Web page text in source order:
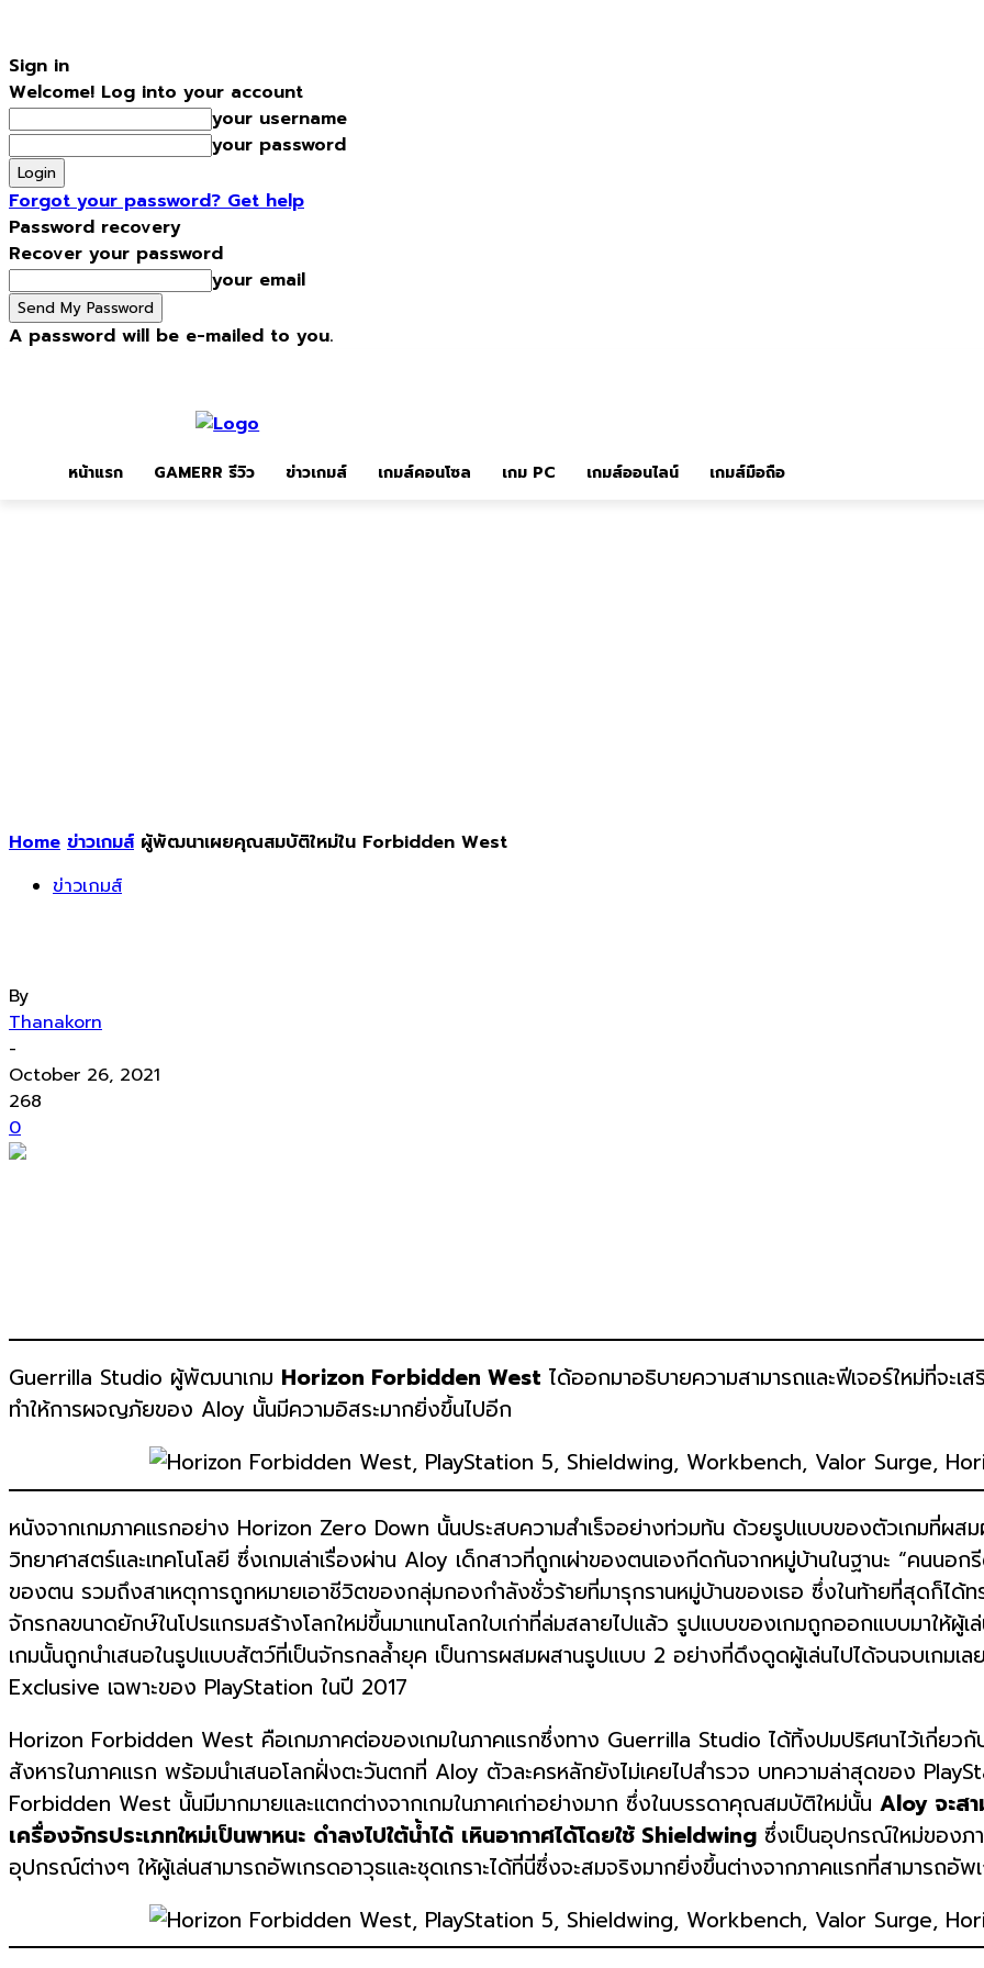
Sign in
Welcome! Log into your account
your username
your password
Forgot your password? Get help
Password recovery
Recover your password
your email
A password will be e-mailed to you.
หน้าแรก GAMERR รีวิว ข่าวเกมส์ เกมส์คอนโซล เกม PC เกมส์ออนไลน์ เกมส์มือถือ
Home ข่าวเกมส์ ผู้พัฒนาเผยคุณสมบัติใหม่ใน Forbidden West
ข่าวเกมส์
By
Thanakorn
-
October 26, 2021
268
0
Guerrilla Studio ผู้พัฒนาเกม Horizon Forbidden West ได้ออกมาอธิบายความสามารถและฟีเจอร์ใหม่ที่จะเ
ทำให้การผจญภัยของ Aloy นั้นมีความอิสระมากยิ่งขึ้นไปอีก
หนังจากเกมภาคแรกอย่าง Horizon Zero Down นั้นประสบความสำเร็จอย่างท่วมท้น ด้วยรูปแบบของตัวเกมที่ผส
วิทยาศาสตร์และเทคโนโลยี ซึ่งเกมเล่าเรื่องผ่าน Aloy เด็กสาวที่ถูกเผ่าของตนเองกีดกันจากหมู่บ้านในฐานะ “คน
ของตน รวมถึงสาเหตุการถูกหมายเอาชีวิตของกลุ่มกองกำลังชั่วร้ายที่มารุกรานหมู่บ้านของเธอ ซึ่งในท้ายที่สุดก็ได้
จักรกลขนาดยักษ์ในโปรแกรมสร้างโลกใหม่ขึ้นมาแทนโลกใบเก่าที่ล่มสลายไปแล้ว รูปแบบของเกมถูกออกแบบมาให้
เกมนั้นถูกนำเสนอในรูปแบบสัตว์ที่เป็นจักรกลล้ำยุค เป็นการผสมผสานรูปแบบ 2 อย่างที่ดึงดูดผู้เล่นไปได้จนจบเกมเล
Exclusive เฉพาะของ PlayStation ในปี 2017
Horizon Forbidden West คือเกมภาคต่อของเกมในภาคแรกซึ่งทาง Guerrilla Studio ได้ทิ้งปมปริศนาไว้เกี่ยว
สังหารในภาคแรก พร้อมนำเสนอโลกฝั่งตะวันตกที่ Aloy ตัวละครหลักยังไม่เคยไปสำรวจ บทความล่าสุดของ
Forbidden West นั้นมีมากมายและแตกต่างจากเกมในภาคเก่าอย่างมาก ซึ่งในบรรดาคุณสมบัติใหม่นั้น Aloy จะส
เครื่องจักรประเภทใหม่เป็นพาหนะ ดำลงไปใต้น้ำได้ เหินอากาศได้โดยใช้ Shieldwing ซึ่งเป็นอุปกรณ์ใหม่ของ
อุปกรณ์ต่างๆ ให้ผู้เล่นสามารถอัพเกรดอาวุธและชุดเกราะได้ที่นี่ซึ่งจะสมจริงมากยิ่งขึ้นต่างจากภาคแรกที่สามารถอัพ